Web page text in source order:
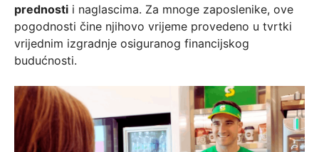
prednosti i naglascima. Za mnoge zaposlenike, ove
pogodnosti čine njihovo vrijeme provedeno u tvrtki
vrijednim izgradnje osiguranog financijskog
budućnosti.